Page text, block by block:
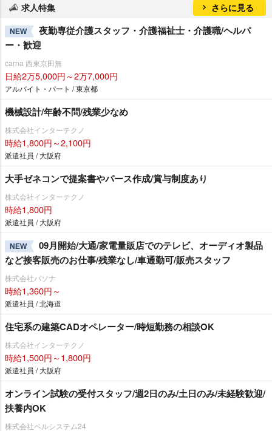
求人特集 さらに見る
NEW
夜勤専従介護スタッフ・介護福祉士・介護職/ヘルパ
ー・歓迎
carna 西東京田無
日給2万5,000円～2万7,000円
アルバイト・パート / 東京都
機械設計/年齢不問/残業少なめ
株式会社インターテクノ
時給1,800円～2,100円
派遣社員 / 大阪府
大手ゼネコンで提案書やパース作成/賞与制度あり
株式会社インターテクノ
時給1,800円
派遣社員 / 大阪府
NEW
09月開始/大通/家電量販店でのテレビ、オーディオ製品
など接客販売のお仕事/残業なし/車通勤可/販売スタッフ
株式会社パソナ
時給1,360円～
派遣社員 / 北海道
住宅系の建築CADオペレーター/時短勤務の相談OK
株式会社インターテクノ
時給1,500円～1,800円
派遣社員 / 大阪府
オンライン試験の受付スタッフ/週2日のみ/土日のみ/未経験歓迎/
扶養内OK
株式会社ベルシステム24